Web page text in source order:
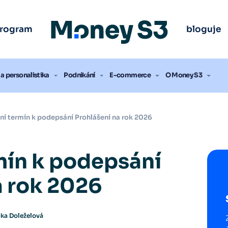
bloguje
vybrat účetní program
vybrat účetní program
personalistika
vybrat účetní program
Podnikání
vybrat účetní program
E-commerce
vybrat účetní program
O Money S3
vybrat účetní program
termín k podepsání Prohlášení na rok 2026
k podepsání
rok 2026
Doleželová